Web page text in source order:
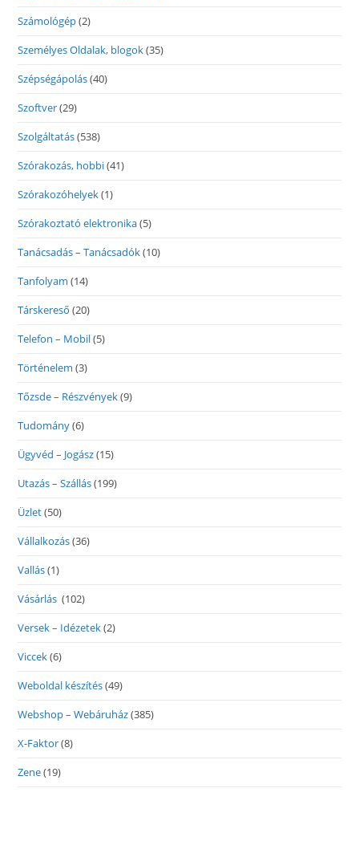
Számológép(2)
Személyes Oldalak, blogok(35)
Szépségápolás(40)
Szoftver(29)
Szolgáltatás(538)
Szórakozás, hobbi(41)
Szórakozóhelyek(1)
Szórakoztató elektronika(5)
Tanácsadás – Tanácsadók(10)
Tanfolyam (14)
Társkereső (20)
Telefon – Mobil(5)
Történelem (3)
Tőzsde – Részvények(9)
Tudomány(6)
Ügyvéd – Jogász(15)
Utazás – Szállás(199)
Üzlet(50)
Vállalkozás(36)
Vallás(1)
Vásárlás (102)
Versek – Idézetek(2)
Viccek(6)
Weboldal készítés(49)
Webshop – Webáruház(385)
X-Faktor(8)
Zene(19)